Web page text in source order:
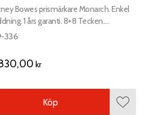
Bowes prismärkare Monarch. Enkel
1 års garanti. 8+8 Tecken.
20x16 mm.
336
kr
Lägg
Köp